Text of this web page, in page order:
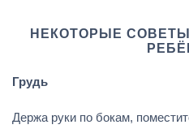
НЕКОТОРЫЕ
Грудь
Держа руки по бокам,